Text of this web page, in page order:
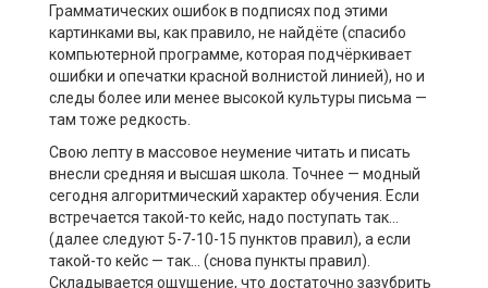
Грамматических ошибок в подписях под этими
картинками вы, как правило, не найдёте (спасибо
компьютерной программе, которая подчёркивает
ошибки и опечатки красной волнистой линией), но и
следы более или менее высокой культуры письма —
там тоже редкость.
Свою лепту в массовое неумение читать и писать
внесли средняя и высшая школа. Точнее — модный
сегодня алгоритмический характер обучения. Если
встречается такой-то кейс, надо поступать так…
(далее следуют 5-7-10-15 пунктов правил), а если
такой-то кейс — так… (снова пункты правил).
Складывается ощущение, что достаточно зазубрить